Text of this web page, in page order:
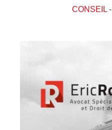
CONSEIL-